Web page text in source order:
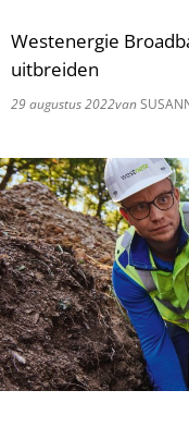
Westenergie
uitbreiden
29 augustus 2022van